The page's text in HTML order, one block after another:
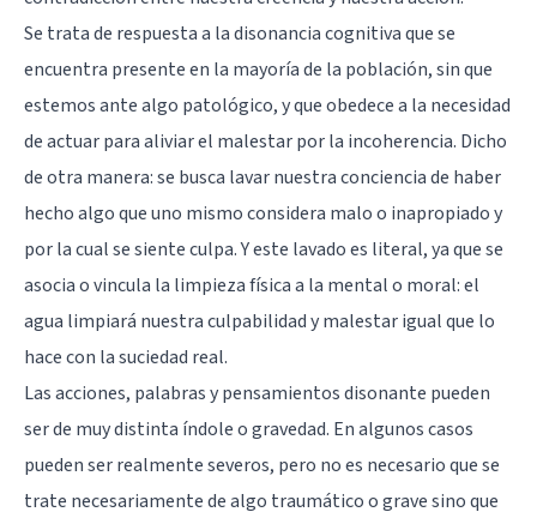
Se trata de respuesta a la disonancia cognitiva que se
encuentra presente en la mayoría de la población, sin que
estemos ante algo patológico, y que obedece a la necesidad
de actuar para aliviar el malestar por la incoherencia. Dicho
de otra manera: se busca lavar nuestra conciencia de haber
hecho algo que uno mismo considera malo o inapropiado y
por la cual se siente culpa. Y este lavado es literal, ya que se
asocia o vincula la limpieza física a la mental o moral: el
agua limpiará nuestra culpabilidad y malestar igual que lo
hace con la suciedad real.
Las acciones, palabras y pensamientos disonante pueden
ser de muy distinta índole o gravedad. En algunos casos
pueden ser realmente severos, pero no es necesario que se
trate necesariamente de algo traumático o grave sino que